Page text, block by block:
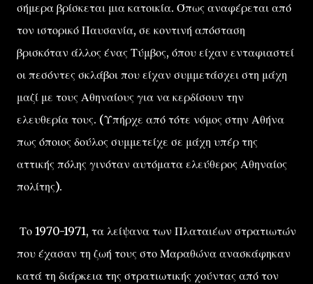
σήμερα βρίσκεται μια κατοικία. Όπως αναφέρεται από
τον ιστορικό Παυσανία, σε κοντινή απόσταση
βρισκόταν άλλος ένας Τύμβος, όπου είχαν ενταφιαστεί
οι πεσόντες σκλάβοι που είχαν συμμετάσχει στη μάχη
μαζί με τους Αθηναίους για να κερδίσουν την
ελευθερία τους. (Υπήρχε από τότε νόμος στην Αθήνα
πως όποιος δούλος συμμετείχε σε μάχη υπέρ της
αττικής πόλης γινόταν αυτόματα ελεύθερος Αθηναίος
πολίτης).
Το 1970-1971, τα λείψανα των Πλαταιέων στρατιωτών
που έχασαν τη ζωή τους στο Μαραθώνα ανασκάφηκαν
κατά τη διάρκεια της στρατιωτικής χούντας από τον